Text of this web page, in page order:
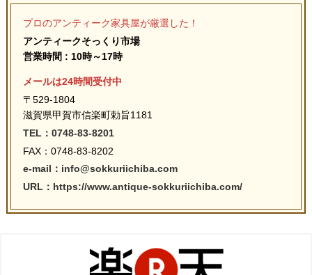
プロのアンティーク家具屋が厳選した！
アンティークそっくり市場
営業時間 : 10時～17時
メールは24時間受付中
〒529-1804
滋賀県甲賀市信楽町勅旨1181
TEL：0748-83-8201
FAX：0748-83-8202
e-mail：info@sokkuriichiba.com
URL：https://www.antique-sokkuriichiba.com/